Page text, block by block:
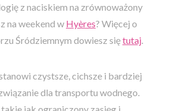
z naciskiem na zrównoważony
na weekend w Hyères? Więcej o
Śródziemnym dowiesz siętutaj
czystsze, cichsze i bardziej
dla transportu wodnego.
jak ograniczony zasięg i